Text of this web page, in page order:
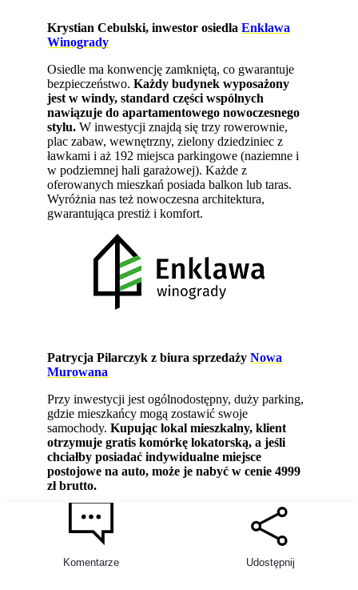
Krystian Cebulski, inwestor osiedlaEnklawa
Winogrady
Osiedle ma konwencję zamkniętą, co gwarantuje
bezpieczeństwo.Każdy budynek wyposażony
jest w windy, standard części wspólnych
nawiązuje do apartamentowego nowoczesnego
stylu. W inwestycji znajdą się trzy rowerownie,
plac zabaw, wewnętrzny, zielony dziedziniec z
ławkami i aż 192 miejsca parkingowe (naziemne i
w podziemnej hali garażowej). Każde z
oferowanych mieszkań posiada balkon lub taras.
Wyróżnia nas też nowoczesna architektura,
gwarantująca prestiż i komfort.
Patrycja Pilarczyk z biura sprzedażyNowa
Murowana
Przy inwestycji jest ogólnodostępny, duży parking,
gdzie mieszkańcy mogą zostawić swoje
samochody. Kupując lokal mieszkalny, klient
otrzymuje gratis komórkę lokatorską, a jeśli
chciałby posiadać indywidualne miejsce
postojowe na auto, może je nabyć w cenie 4999
zł brutto.
Razem z budynkami mieszkalnymi są
przygotowywane drogi wewnętrzne z kostki
brukowej, chodniki, oświetlenie, elementy małej
architektury, będzie także plac zabaw.
Komentarze Udostępnij